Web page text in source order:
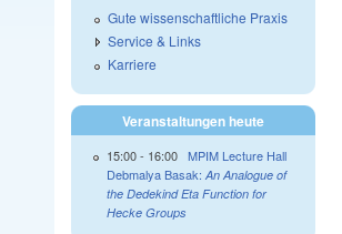
Gute wissenschaftliche Praxis
Service & Links
Karriere
Veranstaltungen heute
15:00- 16:00 MPIM Lecture Hall
Debmalya Basak: An Analogue of
the Dedekind Eta Function for
Hecke Groups